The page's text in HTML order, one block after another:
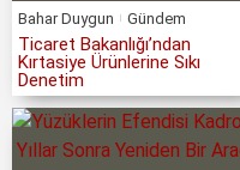
Bahar Duygun Gündem
Ticaret Bakanlığı’ndan
Kırtasiye Ürünlerine Sıkı
Denetim